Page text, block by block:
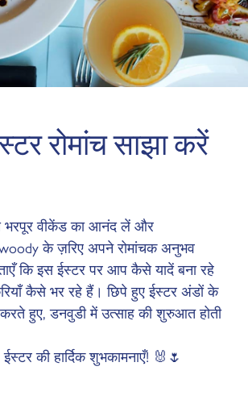
रोमांच साझा करें
भरपूर वीकेंड का आनंद लें और
के ज़रिए अपने रोमांचक अनुभव
कि इस ईस्टर पर आप कैसे यादें बना रहे
कैसे भर रहे हैं। छिपे हुए ईस्टर अंडों के
हुए, डनवुडी में उत्साह की शुरुआत होती
की हार्दिक शुभकामनाएँ! 🐰🌷